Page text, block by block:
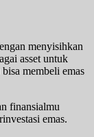
menyisihkan
asset untuk
membeli emas
finansialmu
emas.